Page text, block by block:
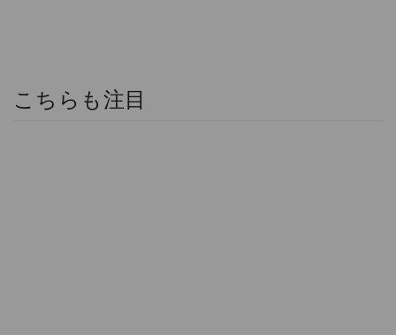
こちらも注目